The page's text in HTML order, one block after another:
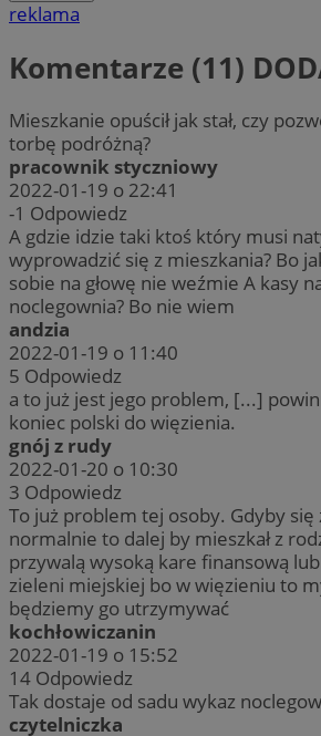
reklama
Komentarze (11)
Mieszkanie opuścił jak stał, czy
torbę podróżną?
pracownik styczniowy
2022-01-19 o 22:41
-1 Odpowiedz
A gdzie idzie taki ktoś który musi
wyprowadzić się z mieszkania? Bo
sobie na głowę nie weźmie A kasy
noclegownia? Bo nie wiem
andzia
2022-01-19 o 11:40
5 Odpowiedz
a to już jest jego problem, [...]
koniec polski do więzienia.
gnój z rudy
2022-01-20 o 10:30
3 Odpowiedz
To już problem tej osoby. Gdyby się
normalnie to dalej by mieszkał z
przywalą wysoką kare finansową
zieleni miejskiej bo w więzieniu to
będziemy go utrzymywać
kochłowiczanin
2022-01-19 o 15:52
14 Odpowiedz
Tak dostaje od sadu wykaz
czytelniczka